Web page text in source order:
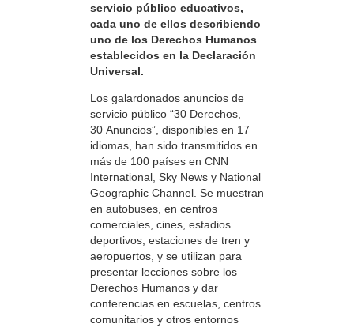
servicio público educativos,
cada uno de ellos describiendo
uno de los Derechos Humanos
establecidos en la Declaración
Universal.
Los galardonados anuncios de
servicio público “30 Derechos,
30 Anuncios”, disponibles en 17
idiomas, han sido transmitidos en
más de 100 países en CNN
International, Sky News y National
Geographic Channel. Se muestran
en autobuses, en centros
comerciales, cines, estadios
deportivos, estaciones de tren y
aeropuertos, y se utilizan para
presentar lecciones sobre los
Derechos Humanos y dar
conferencias en escuelas, centros
comunitarios y otros entornos